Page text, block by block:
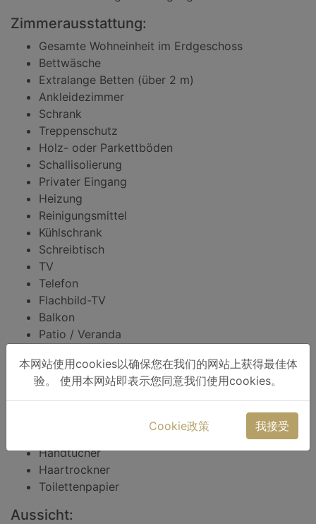
Zimmerausstattung:
Gesamte Wohneinheit im Erdgeschoss
Bettwäsche
Extralange Betten (über 2 m)
Ankleidezimmer
Schrank
Treppenschutz
Holz- oder Parkettböden
Schallisolierung
Privater Eingang
Heizung
Reinigungsmittel
Kühlschrank
Schreibtisch
TV
Telefon
Flachbild-TV
Balkon
Patio / Veranda
In Ihrem eigenen Badezimmer:
Kostenlose Pflegeprodukte
Handtücher
Haartrockner
Toilettenpapier
Aussicht:
本网站使用cookies以确保您在我们的网站上获得最佳体
验。 使用本网站即表示您同意我们使用cookies。
Cookie政策 我接受